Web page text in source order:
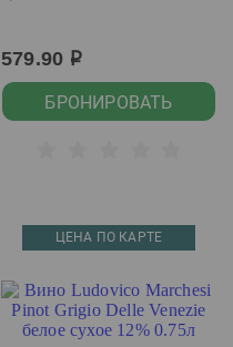
579.90 р
БРОНИРОВАТЬ
ЦЕНА ПО КАРТЕ